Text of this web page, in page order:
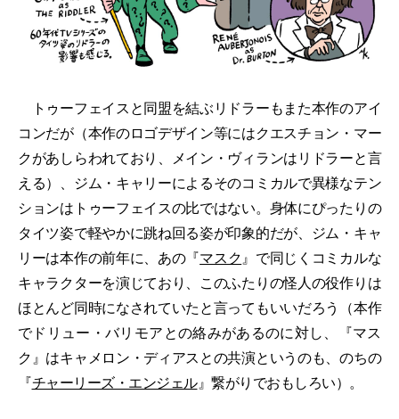
トゥーフェイスと同盟を結ぶリドラーもまた本作のアイ
コンだが（本作のロゴデザイン等にはクエスチョン・マー
クがあしらわれており、メイン・ヴィランはリドラーと言
える）、ジム・キャリーによるそのコミカルで異様なテン
ションはトゥーフェイスの比ではない。身体にぴったりの
タイツ姿で軽やかに跳ね回る姿が印象的だが、ジム・キャ
リーは本作の前年に、あの『マスク』で同じくコミカルな
キャラクターを演じており、このふたりの怪人の役作りは
ほとんど同時になされていたと言ってもいいだろう（本作
でドリュー・バリモアとの絡みがあるのに対し、『マス
ク』はキャメロン・ディアスとの共演というのも、のちの
『チャーリーズ・エンジェル』繋がりでおもしろい）。